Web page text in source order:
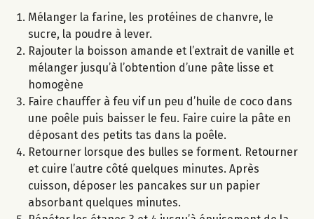
Mélanger la farine, les protéines de chanvre, le
sucre, la poudre à lever.
Rajouter la boisson amande et l’extrait de vanille et
mélanger jusqu’à l’obtention d’une pâte lisse et
homogène
Faire chauffer à feu vif un peu d’huile de coco dans
une poêle puis baisser le feu. Faire cuire la pâte en
déposant des petits tas dans la poêle.
Retourner lorsque des bulles se forment. Retourner
et cuire l’autre côté quelques minutes. Après
cuisson, déposer les pancakes sur un papier
absorbant quelques minutes.